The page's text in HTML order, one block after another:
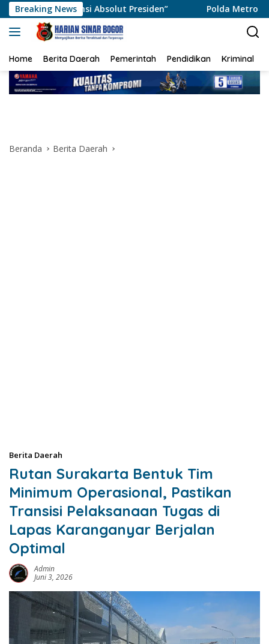
Langsung
ke
konten
Breaking News
Absolut Presiden” Polda Metro Jaya Pulangkan Tiga
Home Berita Daerah Pemerintah Pendidikan Kriminal
Beranda Berita Daerah
Berita Daerah
Rutan Surakarta Bentuk Tim
Minimum Operasional, Pastikan
Transisi Pelaksanaan Tugas di
Lapas Karanganyar Berjalan
Optimal
Admin
Juni 3, 2026